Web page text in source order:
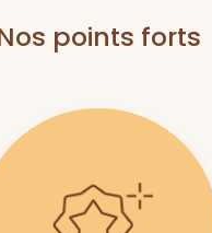
points forts